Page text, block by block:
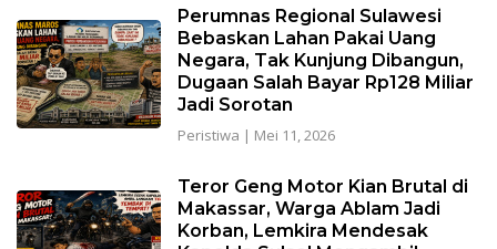
Perumnas Regional Sulawesi
Bebaskan Lahan Pakai Uang
Negara, Tak Kunjung Dibangun,
Dugaan Salah Bayar Rp128 Miliar
Jadi Sorotan
Peristiwa | Mei 11, 2026
Teror Geng Motor Kian Brutal di
Makassar, Warga Ablam Jadi
Korban, Lemkira Mendesak